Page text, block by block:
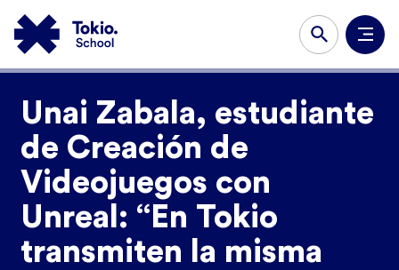
Unai Zabala, estudiante
de Creación de
Videojuegos con
Unreal: “En Tokio
transmiten la misma